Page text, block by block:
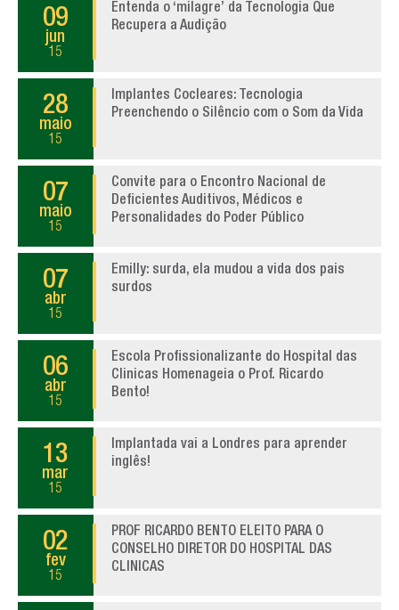
09
jun
15
Entenda o ‘milagre’ da Tecnologia Que
Recupera a Audição
28
maio
15
Implantes Cocleares: Tecnologia
Preenchendo o Silêncio com o Som da Vida
07
maio
15
Convite para o Encontro Nacional de
Deficientes Auditivos, Médicos e
Personalidades do Poder Público
07
abr
15
Emilly: surda, ela mudou a vida dos pais
surdos
06
abr
15
Escola Profissionalizante do Hospital das
Clinicas Homenageia o Prof. Ricardo
Bento!
13
mar
15
Implantada vai a Londres para aprender
inglês!
02
fev
15
PROF RICARDO BENTO ELEITO PARA O
CONSELHO DIRETOR DO HOSPITAL DAS
CLINICAS